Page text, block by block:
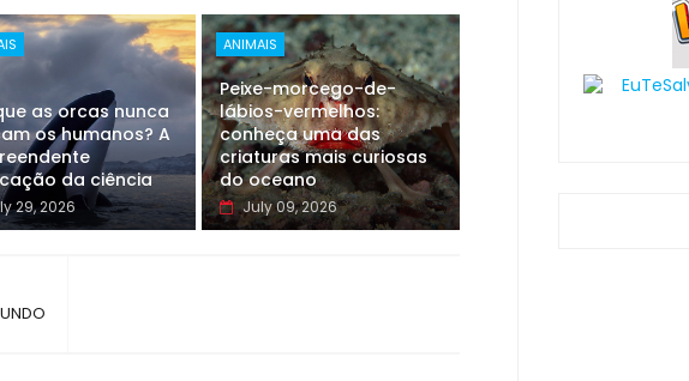
as orcas nunca
os humanos? A
da ciência
29, 2026
ANIMAIS
Peixe-morcego-de-
lábios-vermelhos:
conheça uma das
criaturas mais curiosas
do oceano
July 09, 2026